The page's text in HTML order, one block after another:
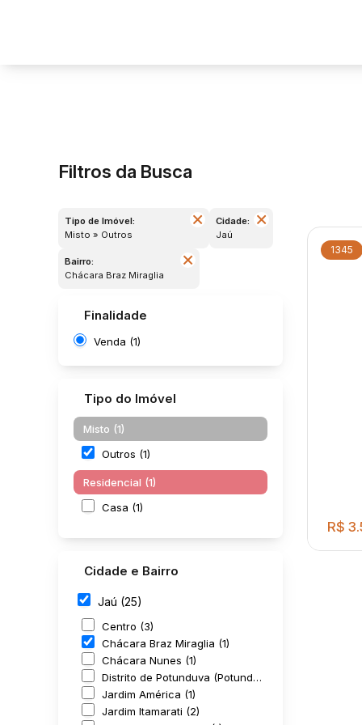
Filtros da Busca
Tipo de Imóvel:
Misto » Outros
Cidade:
Jaú
Bairro:
Chácara Braz Miraglia
Finalidade
Venda (1)
Tipo do Imóvel
Misto (1)
Outros (1)
Residencial (1)
Casa (1)
Cidade e Bairro
Jaú (25)
Centro (3)
Chácara Braz Miraglia (1)
Chácara Nunes (1)
Distrito de Potunduva (Potunduva) (1)
Jardim América (1)
Jardim Itamarati (2)
1345
R$